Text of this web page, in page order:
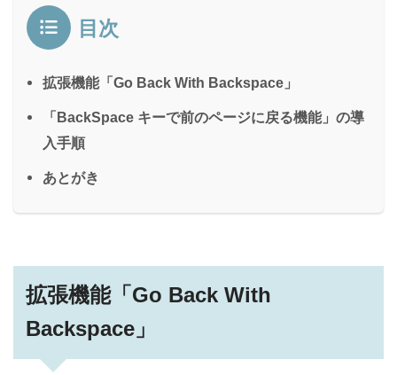
目次
拡張機能「Go Back With Backspace」
「BackSpace キーで前のページに戻る機能」の導
入手順
あとがき
拡張機能「Go Back With
Backspace」